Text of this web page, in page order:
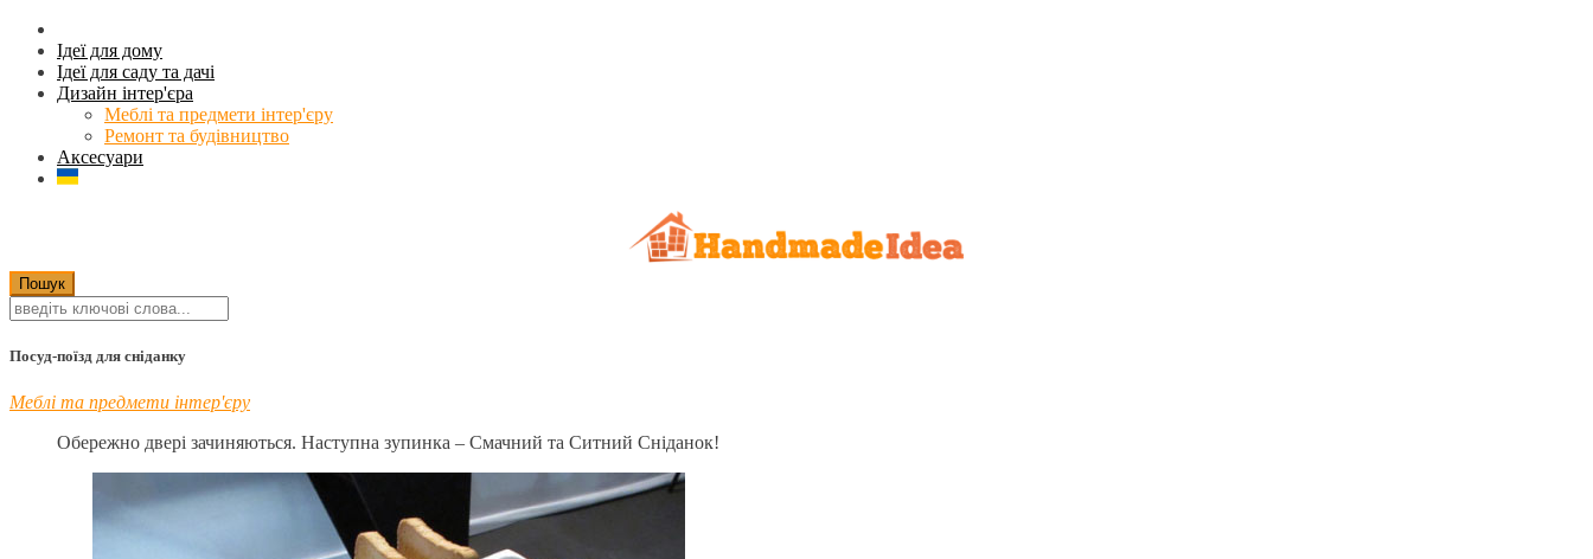
Ідеї для дому
Ідеї для саду та дачі
Дизайн інтер'єра
Меблі та предмети інтер'єру
Ремонт та будівництво
Аксесуари
Посуд-поїзд для сніданку
Меблі та предмети інтер'єру
Обережно двері зачиняються. Наступна зупинка – Смачний та Ситний Сніданок!